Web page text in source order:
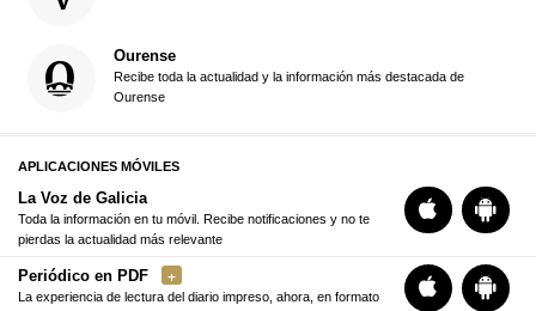
Ourense
Recibe toda la actualidad y la información más destacada de
Ourense
APLICACIONES MÓVILES
La Voz de Galicia
Toda la información en tu móvil. Recibe notificaciones y no te
pierdas la actualidad más relevante
Periódico en PDF
La experiencia de lectura del diario impreso, ahora, en formato